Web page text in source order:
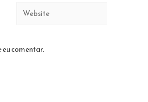
Website
comentar.